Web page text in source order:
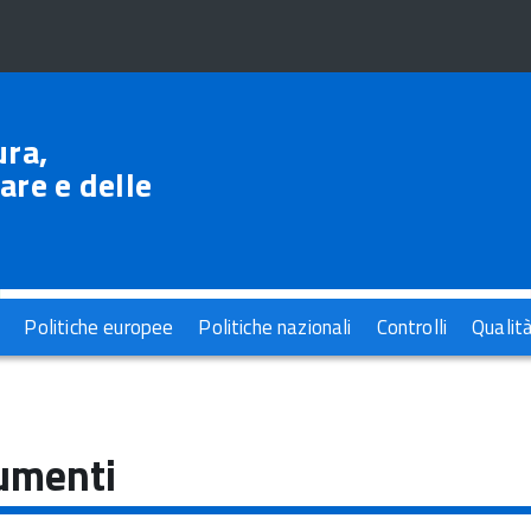
e delle
Politiche europee Politiche nazionali Controlli